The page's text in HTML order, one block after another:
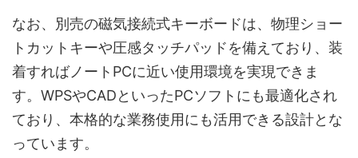
なお、別売の磁気接続式キーボードは、物理ショー
トカットキーや圧感タッチパッドを備えており、装
着すればノートPCに近い使用環境を実現できま
す。WPSやCADといったPCソフトにも最適化され
ており、本格的な業務使用にも活用できる設計とな
っています。